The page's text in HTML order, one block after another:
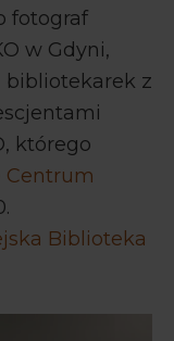
fotograf
w Gdyni,
bibliotekarek z
którego
Centrum
Biblioteka